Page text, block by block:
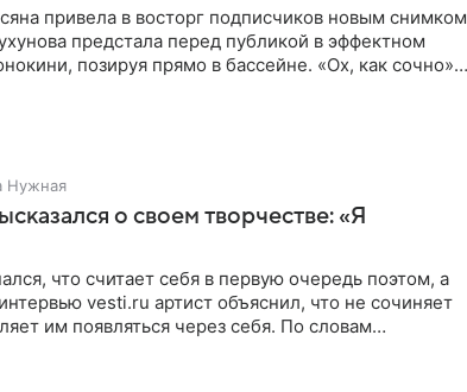
привела в восторг подписчиков новым снимком
предстала перед публикой в эффектном
позируя прямо в бассейне. «Ох, как сочно»,
Нужная
о своем творчестве: «Я
что считает себя в первую очередь поэтом, а
vesti.ru артист объяснил, что не сочиняет
им появляться через себя. По словам